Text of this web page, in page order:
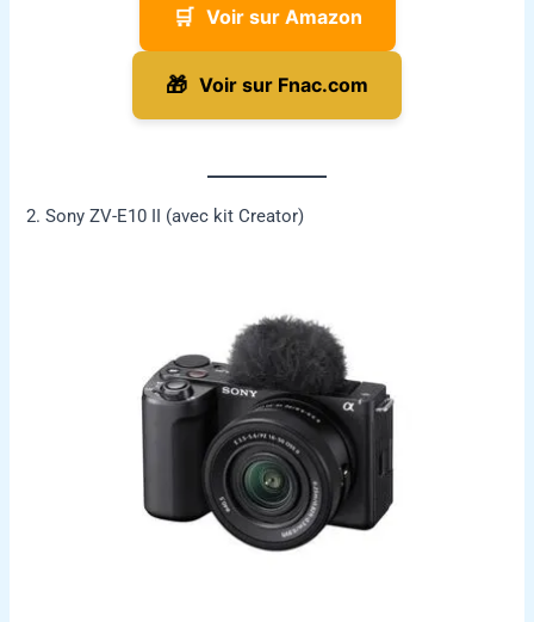
🛒 Voir sur Amazon
🎁 Voir sur Fnac.com
2. Sony ZV-E10 II (avec kit Creator)